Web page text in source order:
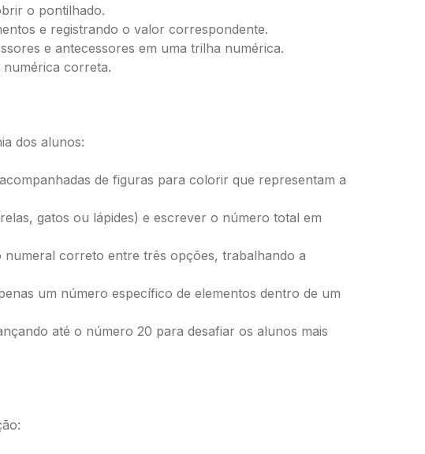
o pontilhado.
e registrando o valor correspondente.
e antecessores em uma trilha numérica.
correta.
dos alunos:
de figuras para colorir que representam a
gatos ou lápides) e escrever o número total em
correto entre três opções, trabalhando a
um número específico de elementos dentro de um
até o número 20 para desafiar os alunos mais